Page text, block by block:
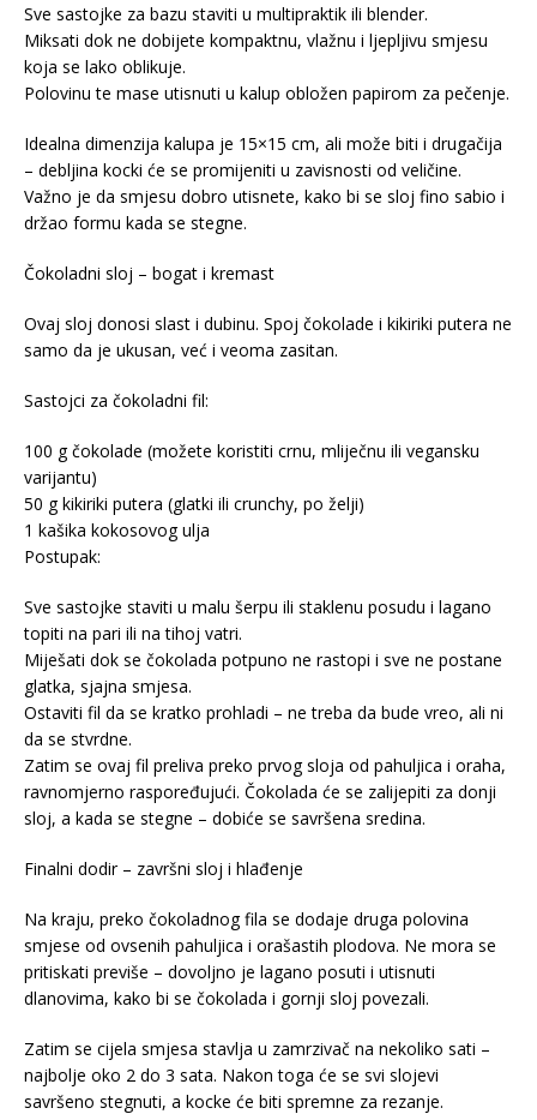
Sve sastojke za bazu staviti u multipraktik ili blender.
Miksati dok ne dobijete kompaktnu, vlažnu i ljepljivu smjesu
koja se lako oblikuje.
Polovinu te mase utisnuti u kalup obložen papirom za pečenje.
Idealna dimenzija kalupa je 15×15 cm, ali može biti i drugačija
– debljina kocki će se promijeniti u zavisnosti od veličine.
Važno je da smjesu dobro utisnete, kako bi se sloj fino sabio i
držao formu kada se stegne.
Čokoladni sloj – bogat i kremast
Ovaj sloj donosi slast i dubinu. Spoj čokolade i kikiriki putera ne
samo da je ukusan, već i veoma zasitan.
Sastojci za čokoladni fil:
100 g čokolade (možete koristiti crnu, mliječnu ili vegansku
varijantu)
50 g kikiriki putera (glatki ili crunchy, po želji)
1 kašika kokosovog ulja
Postupak:
Sve sastojke staviti u malu šerpu ili staklenu posudu i lagano
topiti na pari ili na tihoj vatri.
Miješati dok se čokolada potpuno ne rastopi i sve ne postane
glatka, sjajna smjesa.
Ostaviti fil da se kratko prohladi – ne treba da bude vreo, ali ni
da se stvrdne.
Zatim se ovaj fil preliva preko prvog sloja od pahuljica i oraha,
ravnomjerno raspoređujući. Čokolada će se zalijepiti za donji
sloj, a kada se stegne – dobiće se savršena sredina.
Finalni dodir – završni sloj i hlađenje
Na kraju, preko čokoladnog fila se dodaje druga polovina
smjese od ovsenih pahuljica i orašastih plodova. Ne mora se
pritiskati previše – dovoljno je lagano posuti i utisnuti
dlanovima, kako bi se čokolada i gornji sloj povezali.
Zatim se cijela smjesa stavlja u zamrzivač na nekoliko sati –
najbolje oko 2 do 3 sata. Nakon toga će se svi slojevi
savršeno stegnuti, a kocke će biti spremne za rezanje.